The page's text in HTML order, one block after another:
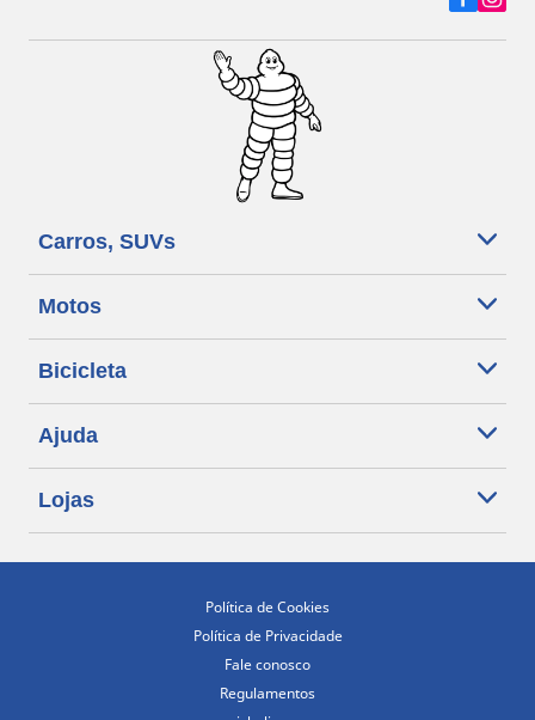
Carros, SUVs
Motos
Bicicleta
Ajuda
Lojas
Política de Cookies
Política de Privacidade
Fale conosco
Regulamentos